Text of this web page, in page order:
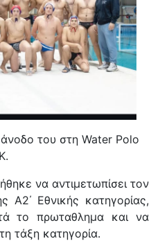
του στη Water Polo
να αντιμετωπίσει τον
Α2΄ Εθνικής κατηγορίας,
το πρωταθλημα και να
τάξη κατηγορία.